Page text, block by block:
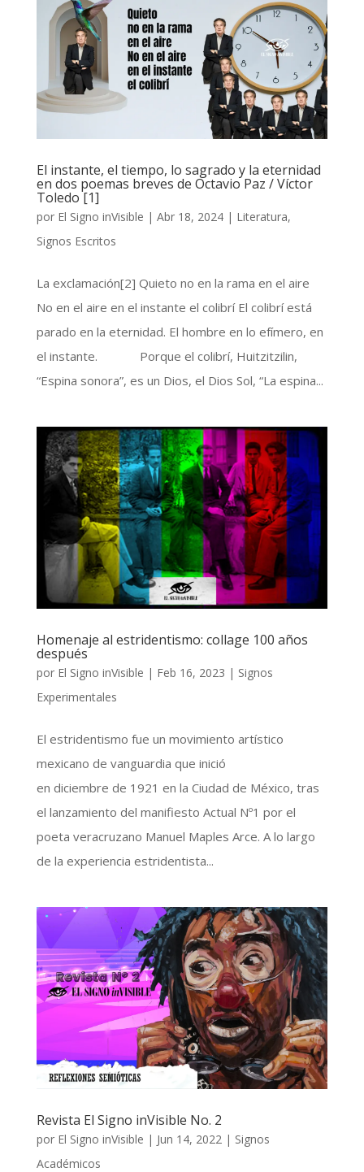
El instante, el tiempo, lo sagrado y la eternidad
en dos poemas breves de Octavio Paz / Víctor
Toledo [1]
por El Signo inVisible | Abr 18, 2024| Literatura,
Signos Escritos
La exclamación[2] Quieto no en la rama en el aire
No en el aire en el instante el colibrí El colibrí está
parado en la eternidad. El hombre en lo efímero, en
el instante. Porque el colibrí, Huitzitzilin,
“Espina sonora”, es un Dios, el Dios Sol, “La espina...
Homenaje al estridentismo: collage 100 años
después
por El Signo inVisible | Feb 16, 2023 | Signos
Experimentales
El estridentismo fue un movimiento artístico
mexicano de vanguardia que inició
en diciembre de 1921 en la Ciudad de México, tras
el lanzamiento del manifiesto Actual Nº1 por el
poeta veracruzano Manuel Maples Arce. A lo largo
de la experiencia estridentista...
Revista El Signo inVisible No. 2
por El Signo inVisible | Jun 14, 2022| Signos
Académicos